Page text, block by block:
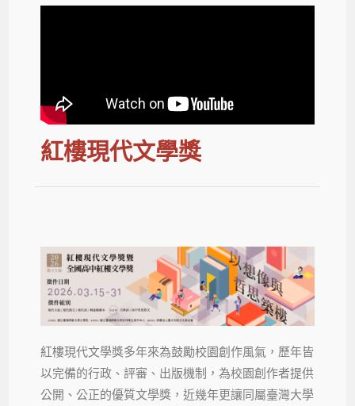
紅樓現代文學獎
紅樓現代文學獎多年來為鼓勵校園創作風氣，歷年皆
以完備的行政、評審、出版機制，為校園創作者提供
公開、公正的優質文學獎，近幾年更讓同屬臺灣大學